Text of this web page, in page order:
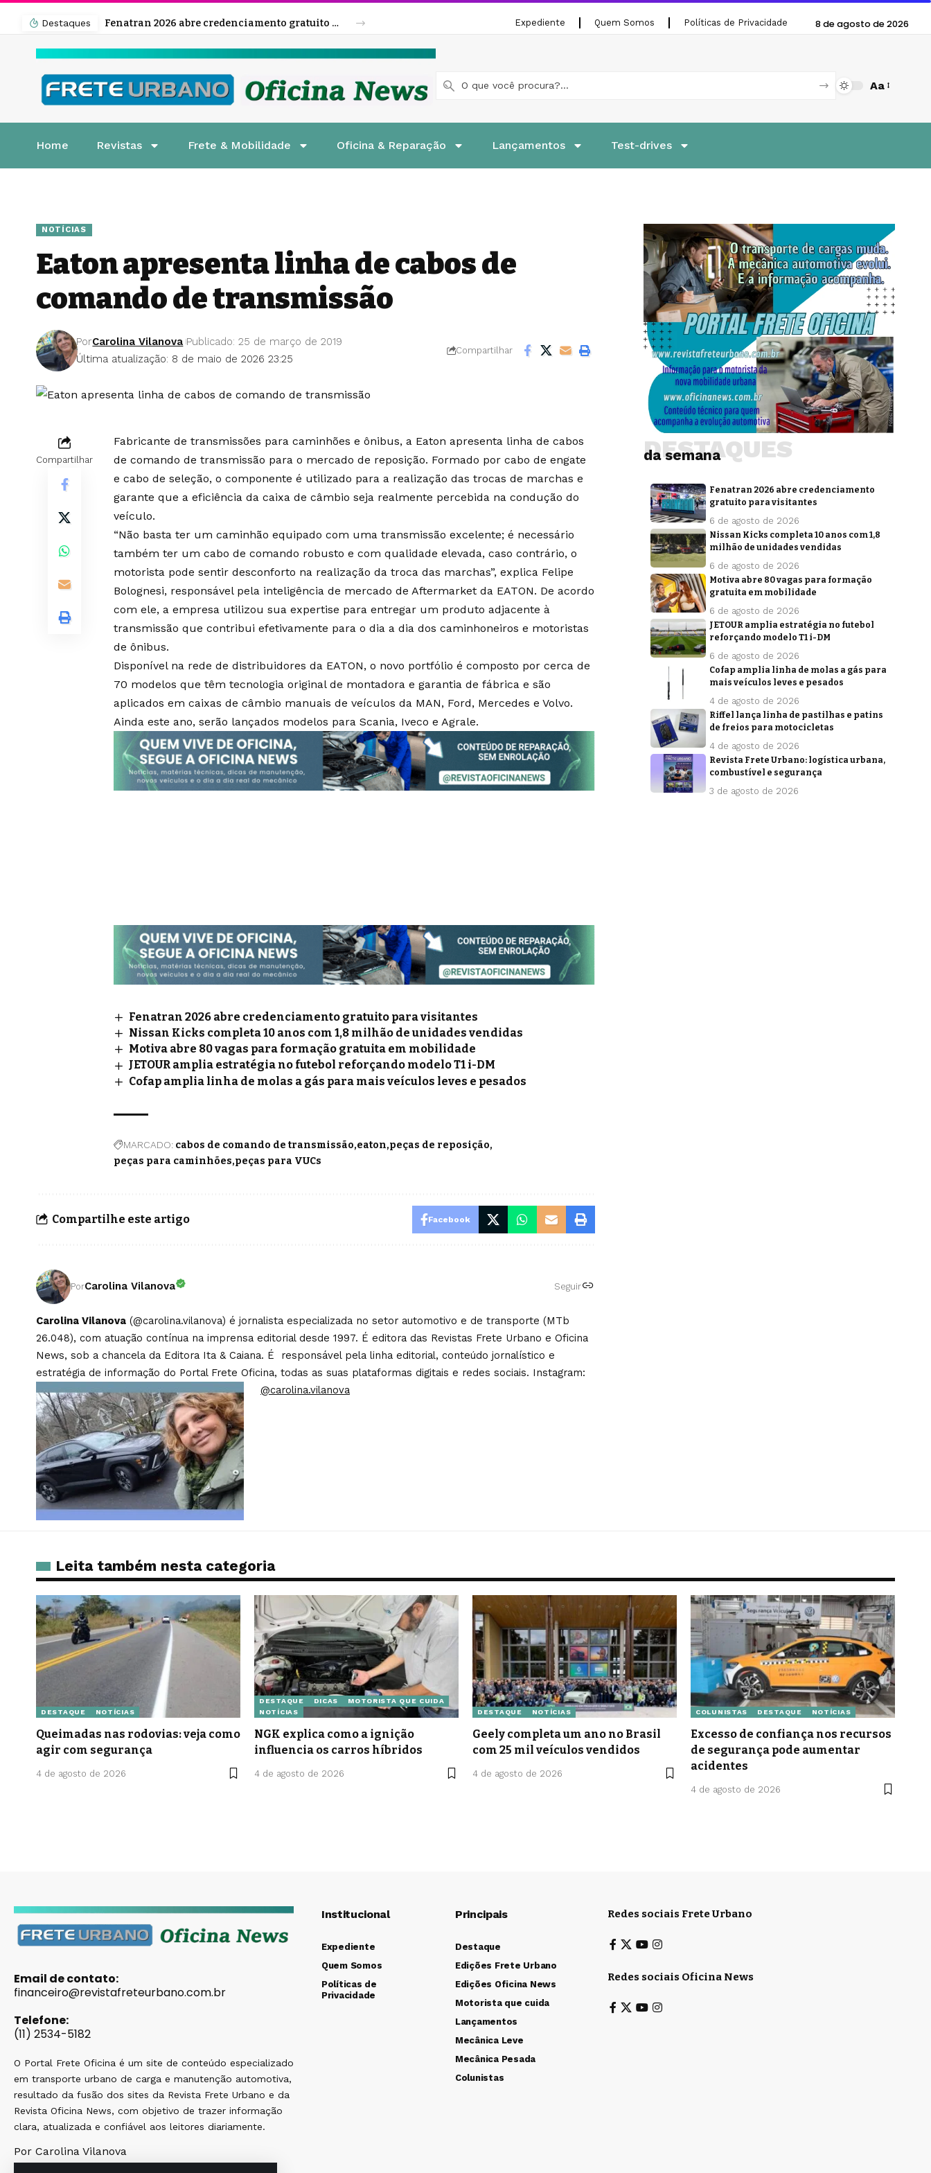
Destaques Fenatran 2026 abre credenciamento gratuito para visitantes Expediente Quem Somos Políticas de Privacidade 8 de agosto de 2026
Aa
Home Revistas Frete & Mobilidade Oficina & Reparação Lançamentos Test-drives
NOTÍCIAS
Eaton apresenta linha de cabos de
comando de transmissão
Última atualização: 8 de maio de 2026 23:25
PorCarolina Vilanova Publicado: 25 de março de 2019
Compartilhar
Compartilhar
Fabricante de transmissões para caminhões e ônibus, a Eaton apresenta linha de cabos
de comando de transmissão para o mercado de reposição. Formado por cabo de engate
e cabo de seleção, o componente é utilizado para a realização das trocas de marchas e
garante que a eficiência da caixa de câmbio seja realmente percebida na condução do
veículo.
“Não basta ter um caminhão equipado com uma transmissão excelente; é necessário
também ter um cabo de comando robusto e com qualidade elevada, caso contrário, o
motorista pode sentir desconforto na realização da troca das marchas”, explica Felipe
Bolognesi, responsável pela inteligência de mercado de Aftermarket da EATON. De acordo
com ele, a empresa utilizou sua expertise para entregar um produto adjacente à
transmissão que contribui efetivamente para o dia a dia dos caminhoneiros e motoristas
de ônibus.
Disponível na rede de distribuidores da EATON, o novo portfólio é composto por cerca de
70 modelos que têm tecnologia original de montadora e garantia de fábrica e são
aplicados em caixas de câmbio manuais de veículos da MAN, Ford, Mercedes e Volvo.
Ainda este ano, serão lançados modelos para Scania, Iveco e Agrale.
Fenatran 2026 abre credenciamento gratuito para visitantes
Nissan Kicks completa 10 anos com 1,8 milhão de unidades vendidas
Motiva abre 80 vagas para formação gratuita em mobilidade
JETOUR amplia estratégia no futebol reforçando modelo T1 i-DM
Cofap amplia linha de molas a gás para mais veículos leves e pesados
MARCADO: cabos de comando de transmissão eaton peças de reposição
peças para caminhões peças para VUCs
Compartilhe este artigo Facebook
PorCarolina Vilanova Seguir
Carolina Vilanova (@carolina.vilanova) é jornalista especializada no setor automotivo e de transporte (MTb
26.048), com atuação contínua na imprensa editorial desde 1997. É editora das Revistas Frete Urbano e Oficina
News, sob a chancela da Editora Ita & Caiana. É responsável pela linha editorial, conteúdo jornalístico e
estratégia de informação do Portal Frete Oficina, todas as suas plataformas digitais e redes sociais. Instagram:
@carolina.vilanova
da semana
DESTAQUES
Fenatran 2026 abre credenciamento
gratuito para visitantes
6 de agosto de 2026
Nissan Kicks completa 10 anos com 1,8
milhão de unidades vendidas
6 de agosto de 2026
Motiva abre 80 vagas para formação
gratuita em mobilidade
6 de agosto de 2026
JETOUR amplia estratégia no futebol
reforçando modelo T1 i-DM
6 de agosto de 2026
Cofap amplia linha de molas a gás para
mais veículos leves e pesados
4 de agosto de 2026
Riffel lança linha de pastilhas e patins
de freios para motocicletas
4 de agosto de 2026
Revista Frete Urbano: logística urbana,
combustível e segurança
3 de agosto de 2026
Leita também nesta categoria
DESTAQUE NOTÍCIAS
Queimadas nas rodovias: veja como
agir com segurança
4 de agosto de 2026
DESTAQUE DICAS
MOTORISTA QUE CUIDA
NOTÍCIAS
NGK explica como a ignição
influencia os carros híbridos
4 de agosto de 2026
DESTAQUE NOTÍCIAS
Geely completa um ano no Brasil
com 25 mil veículos vendidos
4 de agosto de 2026
COLUNISTAS DESTAQUE NOTÍCIAS
Excesso de confiança nos recursos
de segurança pode aumentar
acidentes
4 de agosto de 2026
Email de contato:
financeiro@revistafreteurbano.com.br
Telefone:
(11) 2534-5182
O Portal Frete Oficina é um site de conteúdo especializado
em transporte urbano de carga e manutenção automotiva,
resultado da fusão dos sites da Revista Frete Urbano e da
Revista Oficina News, com objetivo de trazer informação
clara, atualizada e confiável aos leitores diariamente.
Por Carolina Vilanova
Institucional
Expediente
Quem Somos
Políticas de
Privacidade
Principais
Destaque
Edições Frete Urbano
Edições Oficina News
Motorista que cuida
Lançamentos
Mecânica Leve
Mecânica Pesada
Colunistas
Redes sociais Frete Urbano
Redes sociais Oficina News